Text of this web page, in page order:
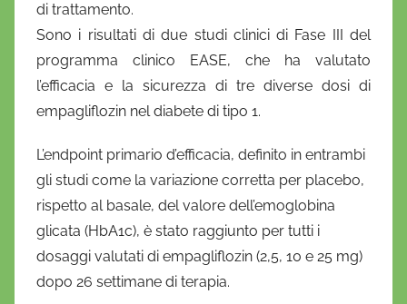
l
a
D
n
o
f
di trattamento.
Sono i risultati di due studi clinici di Fase III del
programma clinico EASE, che ha valutato
l’efficacia e la sicurezza di tre diverse dosi di
empagliflozin nel diabete di tipo 1.
L’endpoint primario d’efficacia, definito in entrambi
gli studi come la variazione corretta per placebo,
rispetto al basale, del valore dell’emoglobina
glicata (HbA1c), è stato raggiunto per tutti i
dosaggi valutati di empagliflozin (2,5, 10 e 25 mg)
dopo 26 settimane di terapia.